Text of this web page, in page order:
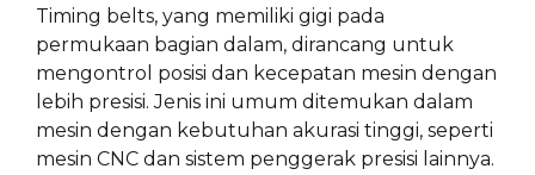
Timing belts, yang memiliki gigi pada
permukaan bagian dalam, dirancang untuk
mengontrol posisi dan kecepatan mesin dengan
lebih presisi. Jenis ini umum ditemukan dalam
mesin dengan kebutuhan akurasi tinggi, seperti
mesin CNC dan sistem penggerak presisi lainnya.